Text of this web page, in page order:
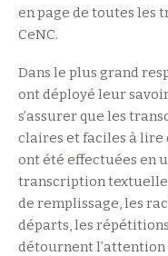
en page de toutes les
CeNC.
Dans le plus grand
ont déployé leur
s’assurer que les
claires et faciles à lire
ont été effectuées en
transcription
de remplissage, les
départs, les
détournent